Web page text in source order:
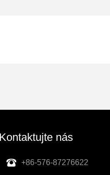
Kontaktujte nás
+86-576-87276622